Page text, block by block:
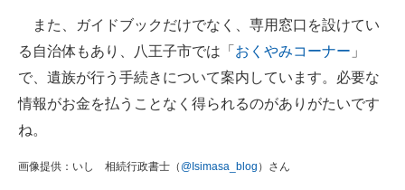
また、ガイドブックだけでなく、専用窓口を設けてい
る自治体もあり、八王子市では「 おくやみコーナー 」
で、遺族が行う手続きについて案内しています。必要な
情報がお金を払うことなく得られるのがありがたいです
ね。
画像提供：いし 相続行政書士（ @Isimasa_blog ）さん